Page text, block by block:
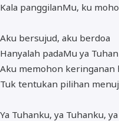
Kala panggilanMu, ku
Aku bersujud, aku berdoa
Hanyalah padaMu ya
Aku memohon keringanan
Tuk tentukan pilihan
Ya Tuhanku, ya Tuhanku,